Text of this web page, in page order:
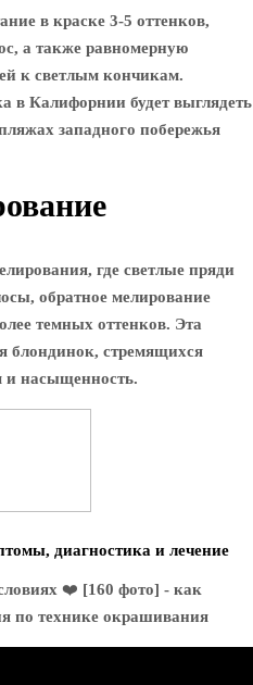
в краске 3-5 оттенков,
а также равномерную
к светлым кончикам.
в Калифорнии будет выглядеть
западного побережья
где светлые пряди
обратное мелирование
темных оттенков. Эта
блондинок, стремящихся
и насыщенность.
диагностика и лечение